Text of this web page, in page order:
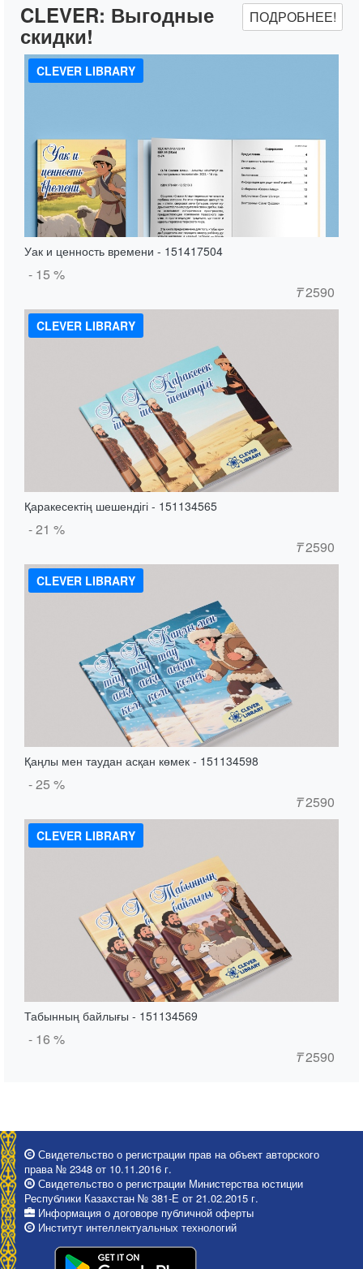
CLEVER: Выгодные
скидки!
ПОДРОБНЕЕ!
CLEVER LIBRARY
Уак и ценность времени - 151417504
- 15 %
₸2590
CLEVER LIBRARY
Қаракесектің шешендігі - 151134565
- 21 %
₸2590
CLEVER LIBRARY
Қаңлы мен таудан асқан көмек - 151134598
- 25 %
₸2590
CLEVER LIBRARY
Табынның байлығы - 151134569
- 16 %
₸2590
Свидетельство о регистрации прав на объект авторского
права № 2348 от 10.11.2016 г.
Свидетельство о регистрации Министерства юстиции
Республики Казахстан № 381-Е от 21.02.2015 г.
Информация о договоре публичной оферты
Институт интеллектуальных технологий